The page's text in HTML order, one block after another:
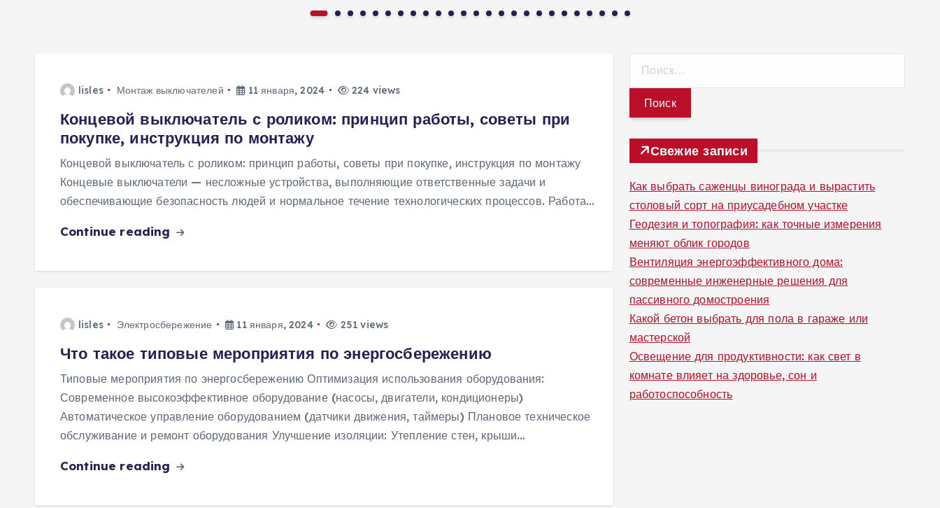
lisles Монтаж выключателей 11 января, 2024 224 views
Концевой выключатель с роликом: принцип работы, советы при
покупке, инструкция по монтажу
Концевой выключатель с роликом: принцип работы, советы при покупке, инструкция по монтажу
Концевые выключатели — несложные устройства, выполняющие ответственные задачи и
обеспечивающие безопасность людей и нормальное течение технологических процессов. Работа…
Continue reading
lisles Электросбережение 11 января, 2024 251 views
Что такое типовые мероприятия по энергосбережению
Типовые мероприятия по энергосбережению Оптимизация использования оборудования:
Современное высокоэффективное оборудование (насосы, двигатели, кондиционеры)
Автоматическое управление оборудованием (датчики движения, таймеры) Плановое техническое
обслуживание и ремонт оборудования Улучшение изоляции: Утепление стен, крыши…
Continue reading
т
и
Свежие записи
Как выбрать саженцы винограда и вырастить
столовый сорт на приусадебном участке
Геодезия и топография: как точные измерения
меняют облик городов
Вентиляция энергоэффективного дома:
современные инженерные решения для
пассивного домостроения
Какой бетон выбрать для пола в гараже или
мастерской
Освещение для продуктивности: как свет в
комнате влияет на здоровье, сон и
работоспособность